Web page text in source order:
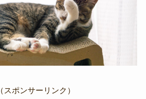
（スポンサーリンク）